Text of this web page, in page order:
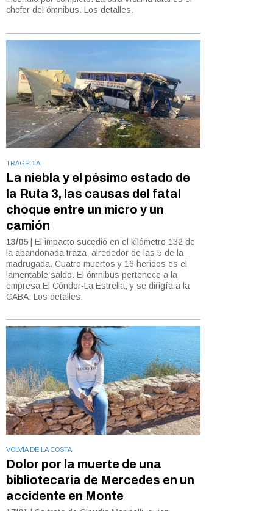
chofer del ómnibus. Los detalles.
TRAGEDIA
La niebla y el pésimo estado de
la Ruta 3, las causas del fatal
choque entre un micro y un
camión
13/05 | El impacto sucedió en el kilómetro 132 de
la abandonada traza, alrededor de las 5 de la
madrugada. Cuatro muertos y 16 heridos es el
lamentable saldo. El ómnibus pertenece a la
empresa El Cóndor-La Estrella, y se dirigía a la
CABA. Los detalles.
VOLVÍA DE LA COSTA
Dolor por la muerte de una
bibliotecaria de Mercedes en un
accidente en Monte